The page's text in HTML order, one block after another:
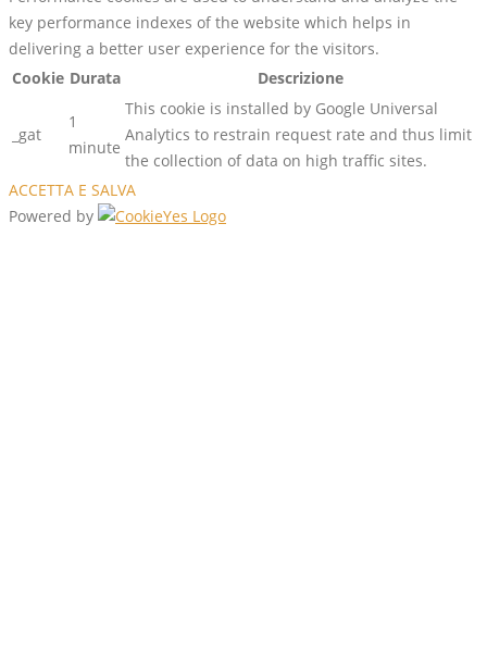
key performance indexes of the website which helps in
delivering a better user experience for the visitors.
Cookie Durata Descrizione
_gat
1
minute
This cookie is installed by Google Universal
Analytics to restrain request rate and thus limit
the collection of data on high traffic sites.
ACCETTA E SALVA
Powered by